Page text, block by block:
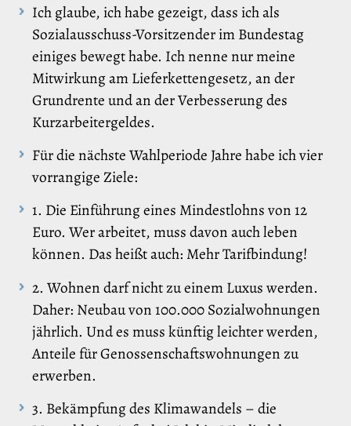
Ich glaube, ich habe gezeigt, dass ich als
Sozialausschuss-Vorsitzender im Bundestag
einiges bewegt habe. Ich nenne nur meine
Mitwirkung am Lieferkettengesetz, an der
Grundrente und an der Verbesserung des
Kurzarbeitergeldes.
Für die nächste Wahlperiode Jahre habe ich vier
vorrangige Ziele:
1. Die Einführung eines Mindestlohns von 12
Euro. Wer arbeitet, muss davon auch leben
können. Das heißt auch: Mehr Tarifbindung!
2. Wohnen darf nicht zu einem Luxus werden.
Daher: Neubau von 100.000 Sozialwohnungen
jährlich. Und es muss künftig leichter werden,
Anteile für Genossenschaftswohnungen zu
erwerben.
3. Bekämpfung des Klimawandels – die